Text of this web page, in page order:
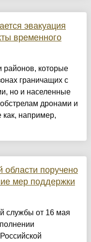
эвакуация
временного
районов, которые
граничащих с
но и населенные
дронами и
как, например,
области поручено
мер поддержки
службы от 16 мая